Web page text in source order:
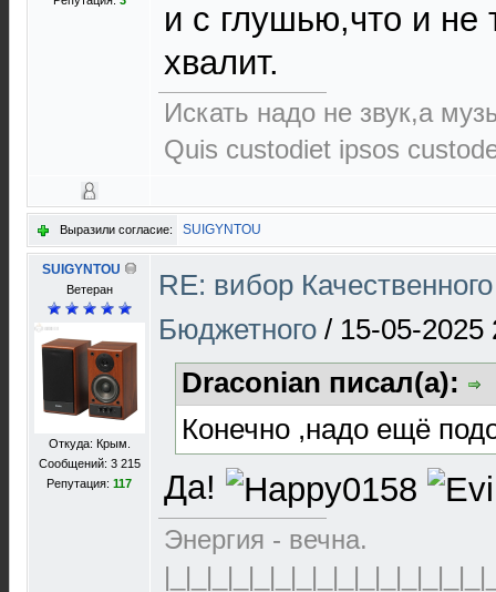
и с глушью,что и не
хвалит.
Искать надо не звук,а
Quis custodiet ipsos
Выразили согласие: SUIGYNTOU
SUIGYNTOU
Ветеран
Откуда: Крым.
Сообщений: 3 215
Репутация: 117
RE: вибор
Бюджетного / 15-05-2025
Draconian писал(а):
Конечно ,надо ещё
Да!
Энергия - вечна.